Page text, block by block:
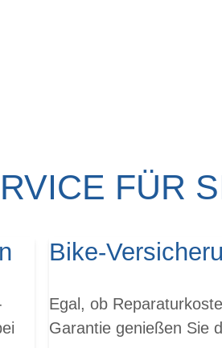
FÜR
Bike-
Egal, ob
Garantie genießen Sie